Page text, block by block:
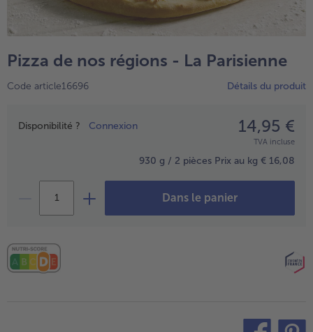
Boulangerie & Pâtisserie
TousBoulangerie & Pâtisserie
TousEntrées, Apéritifs & Snacks
Produits non surgelés
TousProduits non surgelés
Pizza de nos régions - La Parisienne
Code article16696 Détails du produit
Prix
Disponibilité ? Connexion 14,95 €
TVA incluse
930 g / 2 pièces Prix au kg € 16,08
Dans le panier